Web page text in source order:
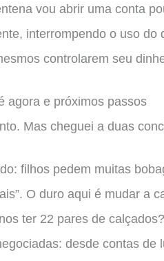
vou abrir uma conta
interrompendo o uso
controlarem seu
agora e próximos passos
Mas cheguei a duas
filhos pedem muitas
O duro aqui é mudar a
ter 22 pares de
desde contas de